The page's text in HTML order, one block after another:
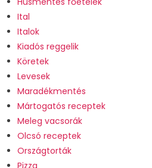
Ital
Italok
Kiadós reggelik
Köretek
Levesek
Maradékmentés
Mártogatós receptek
Meleg vacsorák
Olcsó receptek
Országtorták